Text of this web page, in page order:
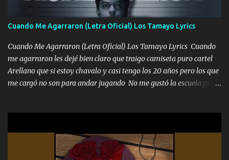
se atora Pero nunca le aflojamos Ya me han pasado cosas Y
aunque ustedes no sepan Pero la vida es muy corta Hay que
echarle chingazos Y seguir trabajando porque nada es...
Cuando Me Agarraron (Letra Oficial) Los Tamayo Lyrics
Cuando Me Agarraron (Letra Oficial) Los Tamayo Lyrics Cuando
me agarraron les dejé bien claro que traigo camiseta puro cartel
Arellano que si estoy chavalo y casi tengo los 20 años pero los que
me cargó no son para andar jugando No me gustó la escuela pero
Yo Soy El De Las Pacas Sobrino Del Brazo Armad0 Con mi Glock
fajado y mi R terciado me van a ver allá por TJ para un licenciado
mando un abrazo andamos al cien Choritas también Música